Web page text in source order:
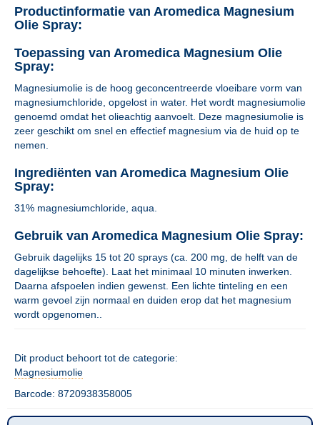
Productinformatie van Aromedica Magnesium
Olie Spray:
Toepassing van Aromedica Magnesium Olie
Spray:
Magnesiumolie is de hoog geconcentreerde vloeibare vorm van
magnesiumchloride, opgelost in water. Het wordt magnesiumolie
genoemd omdat het olieachtig aanvoelt. Deze magnesiumolie is
zeer geschikt om snel en effectief magnesium via de huid op te
nemen.
Ingrediënten van Aromedica Magnesium Olie
Spray:
31% magnesiumchloride, aqua.
Gebruik van Aromedica Magnesium Olie Spray:
Gebruik dagelijks 15 tot 20 sprays (ca. 200 mg, de helft van de
dagelijkse behoefte). Laat het minimaal 10 minuten inwerken.
Daarna afspoelen indien gewenst. Een lichte tinteling en een
warm gevoel zijn normaal en duiden erop dat het magnesium
wordt opgenomen..
Dit product behoort tot de categorie:
Magnesiumolie
Barcode: 8720938358005